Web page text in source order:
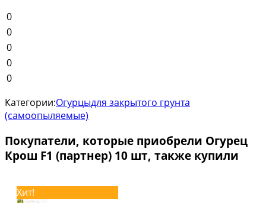
0
0
0
0
0
Категории:Огурцыдля закрытого грунта
(самоопыляемые)
Покупатели, которые приобрели Огурец
Крош F1 (партнер) 10 шт, также купили
Хит!